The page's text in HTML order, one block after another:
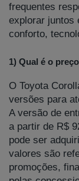
frequentes
explorar juntos
conforto,
1) Qual é o
O Toyota
versões para
A versão de
a partir de R$
pode ser
valores são
promoções,